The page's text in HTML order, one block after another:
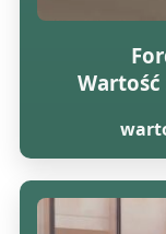
Wartość